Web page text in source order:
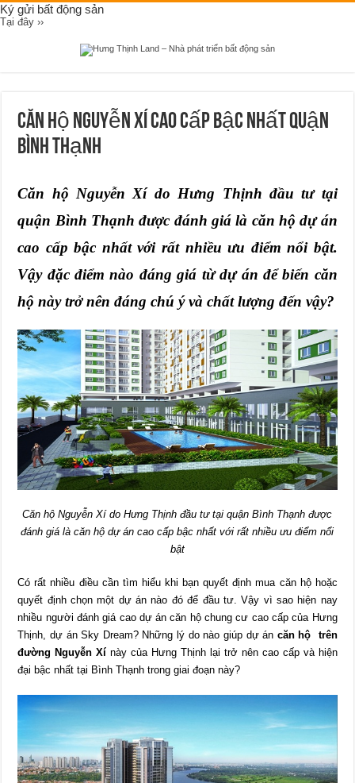
Ký gửi bất động sản
Tại đây ››
Căn hộ Nguyễn Xí cao cấp bậc nhất quận
Bình Thạnh
Căn hộ Nguyễn Xído Hưng Thịnh đầu tư tại
quận Bình Thạnh được đánh giá là căn hộ dự án
cao cấp bậc nhất với rất nhiều ưu điểm nổi bật.
Vậy đặc điểm nào đáng giá từ dự án để biến căn
hộ này trở nên đáng chú ý và chất lượng đến vậy?
Căn hộ Nguyễn Xí do Hưng Thịnh đầu tư tại quận Bình Thạnh được
đánh giá là căn hộ dự án cao cấp bậc nhất với rất nhiều ưu điểm nổi
bật
Có rất nhiều điều cần tìm hiểu khi bạn quyết định mua căn hộ hoặc
quyết định chọn một dự án nào đó để đầu tư. Vậy vì sao hiện nay
nhiều người đánh giá cao dự án căn hộ chung cư cao cấp của Hưng
Thịnh, dự án Sky Dream? Những lý do nào giúp dự án căn hộ trên
đường Nguyễn Xí này của Hưng Thịnh lại trở nên cao cấp và hiện
đại bậc nhất tại Bình Thạnh trong giai đoạn này?